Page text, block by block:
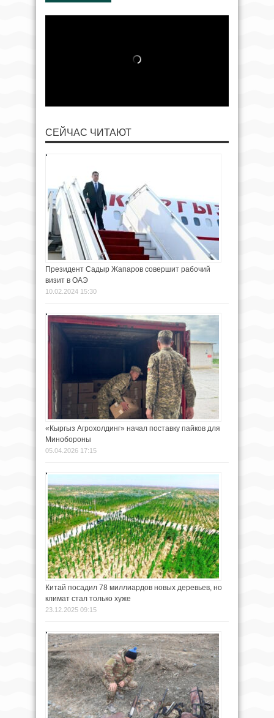
СЕЙЧАС ЧИТАЮТ
Президент Садыр Жапаров совершит рабочий
визит в ОАЭ
10.02.2024 15:30
«Кыргыз Агрохолдинг» начал поставку пайков для
Минобороны
05.04.2026 17:15
Китай посадил 78 миллиардов новых деревьев, но
климат стал только хуже
23.12.2025 09:15